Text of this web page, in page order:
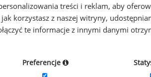
0%
Kobiety
treści i reklam, aby
korzystasz z naszej witryny,
te informacje z innymi danymi
Preferencje